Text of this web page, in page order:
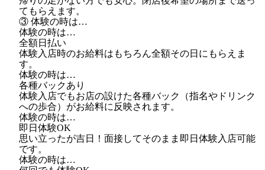
てもらえます。
③ 体験の時は…
体験の時は…
全額日払い
体験入店時のお給料はもちろん全額その日にもらえま
す。
体験の時は…
各種バックあり
体験入店でもお店の設けた各種バック（指名やドリンク
への歩合）がお給料に反映されます。
体験の時は…
即日体験OK
思い立ったが吉日！面接してそのまま即日体験入店可能
です。
体験の時は…